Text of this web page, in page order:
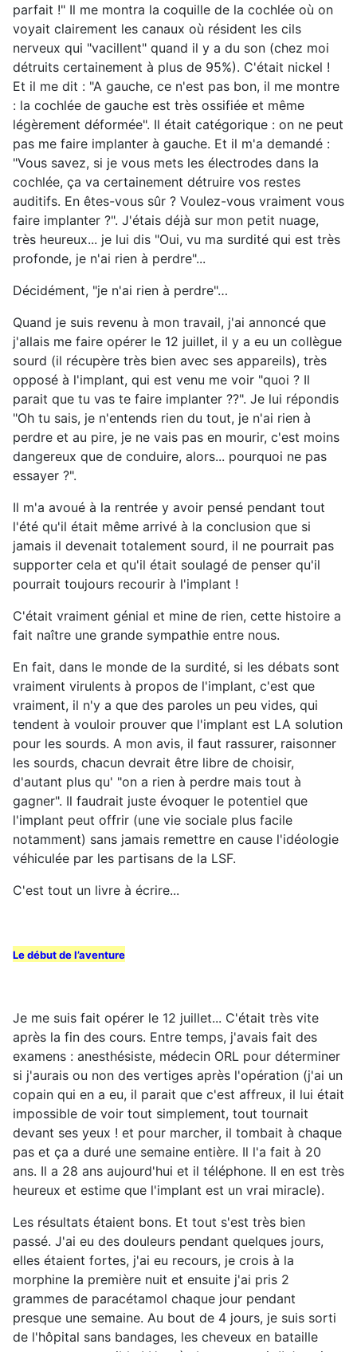
parfait !" Il me montra la coquille de la cochlée où on
voyait clairement les canaux où résident les cils
nerveux qui "vacillent" quand il y a du son (chez moi
détruits certainement à plus de 95%). C'était nickel !
Et il me dit : "A gauche, ce n'est pas bon, il me montre
: la cochlée de gauche est très ossifiée et même
légèrement déformée". Il était catégorique : on ne peut
pas me faire implanter à gauche. Et il m'a demandé :
"Vous savez, si je vous mets les électrodes dans la
cochlée, ça va certainement détruire vos restes
auditifs. En êtes-vous sûr ? Voulez-vous vraiment vous
faire implanter ?". J'étais déjà sur mon petit nuage,
très heureux... je lui dis "Oui, vu ma surdité qui est très
profonde, je n'ai rien à perdre"...
Décidément, "je n'ai rien à perdre"…
Quand je suis revenu à mon travail, j'ai annoncé que
j'allais me faire opérer le 12 juillet, il y a eu un collègue
sourd (il récupère très bien avec ses appareils), très
opposé à l'implant, qui est venu me voir "quoi ? Il
parait que tu vas te faire implanter ??". Je lui répondis
"Oh tu sais, je n'entends rien du tout, je n'ai rien à
perdre et au pire, je ne vais pas en mourir, c'est moins
dangereux que de conduire, alors... pourquoi ne pas
essayer ?".
Il m'a avoué à la rentrée y avoir pensé pendant tout
l'été qu'il était même arrivé à la conclusion que si
jamais il devenait totalement sourd, il ne pourrait pas
supporter cela et qu'il était soulagé de penser qu'il
pourrait toujours recourir à l'implant !
C'était vraiment génial et mine de rien, cette histoire a
fait naître une grande sympathie entre nous.
En fait, dans le monde de la surdité, si les débats sont
vraiment virulents à propos de l'implant, c'est que
vraiment, il n'y a que des paroles un peu vides, qui
tendent à vouloir prouver que l'implant est LA solution
pour les sourds. A mon avis, il faut rassurer, raisonner
les sourds, chacun devrait être libre de choisir,
d'autant plus qu' "on a rien à perdre mais tout à
gagner". Il faudrait juste évoquer le potentiel que
l'implant peut offrir (une vie sociale plus facile
notamment) sans jamais remettre en cause l'idéologie
véhiculée par les partisans de la LSF.
C'est tout un livre à écrire...
Le début de l’aventure
Je me suis fait opérer le 12 juillet... C'était très vite
après la fin des cours. Entre temps, j'avais fait des
examens : anesthésiste, médecin ORL pour déterminer
si j'aurais ou non des vertiges après l'opération (j'ai un
copain qui en a eu, il parait que c'est affreux, il lui était
impossible de voir tout simplement, tout tournait
devant ses yeux ! et pour marcher, il tombait à chaque
pas et ça a duré une semaine entière. Il l'a fait à 20
ans. Il a 28 ans aujourd'hui et il téléphone. Il en est très
heureux et estime que l'implant est un vrai miracle).
Les résultats étaient bons. Et tout s'est très bien
passé. J'ai eu des douleurs pendant quelques jours,
elles étaient fortes, j'ai eu recours, je crois à la
morphine la première nuit et ensuite j'ai pris 2
grammes de paracétamol chaque jour pendant
presque une semaine. Au bout de 4 jours, je suis sorti
de l'hôpital sans bandages, les cheveux en bataille